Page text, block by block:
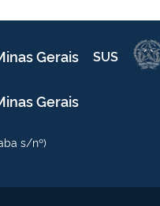
Gerais SUS
Gerais
s/nº)